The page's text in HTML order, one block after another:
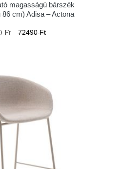
magasságú bárszék
cm) Adisa – Actona
Ft 72490 Ft